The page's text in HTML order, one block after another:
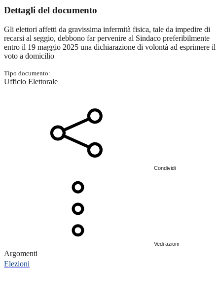
Dettagli del documento
Gli elettori affetti da gravissima infermità fisica, tale da impedire di
recarsi al seggio, debbono far pervenire al Sindaco preferibilmente
entro il 19 maggio 2025 una dichiarazione di volontà ad esprimere il
voto a domicilio
Tipo documento:
Ufficio Elettorale
Condividi
Vedi azioni
Argomenti
Elezioni